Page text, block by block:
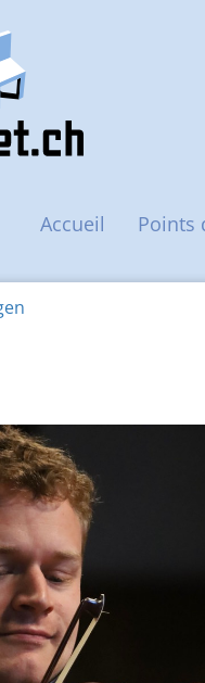
Accueil Points